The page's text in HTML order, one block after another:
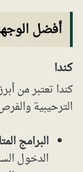
أفضل
كندا
كندا تعتبر من
الترحيبية
البرامج